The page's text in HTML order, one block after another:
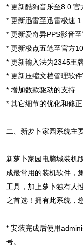
* 更新酷狗音乐至8.0 官
* 更新迅雷至迅雷极速
* 更新爱奇异PPS影音
* 更新极点五笔至官方
* 更新输入法为2345王
* 更新压缩文档管理软
* 增加数款驱动的支持
* 其它细节的优化和修正
二、新萝卜家园系统主
新萝卜家园电脑城装机
成最常用的装机软件，
工具，加上萝卜独有人
之首选！拥有此系统，
* 安装完成后使用
号。